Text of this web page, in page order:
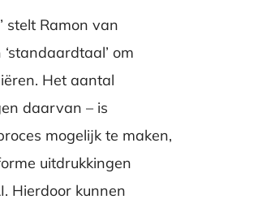
stelt Ramon van
om
Het aantal
daarvan – is
mogelijk te maken,
uitdrukkingen
Hierdoor kunnen